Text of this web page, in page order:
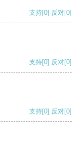
支持[0] 反对[0]
支持[0] 反对[0]
支持[0] 反对[0]